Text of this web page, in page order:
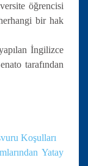
öğrencisi
bir hak
İngilizce
tarafından
Koşulları
Yatay